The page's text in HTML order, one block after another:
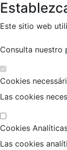
Este sitio web
Consulta nuestro
Cookies
Las cookies
Cookies
Las cookies